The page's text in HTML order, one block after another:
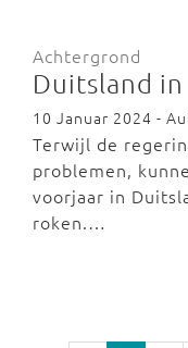
Achtergrond
Duitsland
10 Januar 2024 -
Terwijl de
problemen,
voorjaar in
roken.…